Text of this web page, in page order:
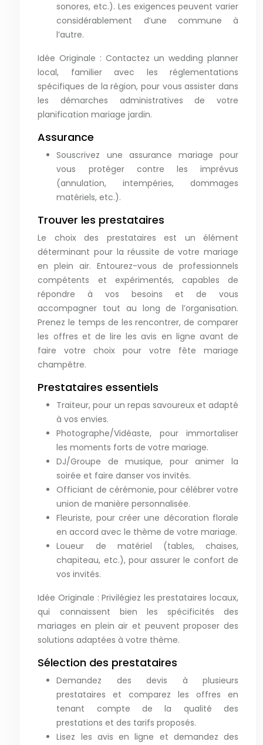
sonores, etc.). Les exigences peuvent varier
considérablement d’une commune à
l’autre.
Idée Originale : Contactez un wedding planner
local, familier avec les réglementations
spécifiques de la région, pour vous assister dans
les démarches administratives de votre
planification mariage jardin.
Assurance
Souscrivez une assurance mariage pour
vous protéger contre les imprévus
(annulation, intempéries, dommages
matériels, etc.).
Trouver les prestataires
Le choix des prestataires est un élément
déterminant pour la réussite de votre mariage
en plein air. Entourez-vous de professionnels
compétents et expérimentés, capables de
répondre à vos besoins et de vous
accompagner tout au long de l’organisation.
Prenez le temps de les rencontrer, de comparer
les offres et de lire les avis en ligne avant de
faire votre choix pour votre fête mariage
champêtre.
Prestataires essentiels
Traiteur, pour un repas savoureux et adapté
à vos envies.
Photographe/Vidéaste, pour immortaliser
les moments forts de votre mariage.
DJ/Groupe de musique, pour animer la
soirée et faire danser vos invités.
Officiant de cérémonie, pour célébrer votre
union de manière personnalisée.
Fleuriste, pour créer une décoration florale
en accord avec le thème de votre mariage.
Loueur de matériel (tables, chaises,
chapiteau, etc.), pour assurer le confort de
vos invités.
Idée Originale : Privilégiez les prestataires locaux,
qui connaissent bien les spécificités des
mariages en plein air et peuvent proposer des
solutions adaptées à votre thème.
Sélection des prestataires
Demandez des devis à plusieurs
prestataires et comparez les offres en
tenant compte de la qualité des
prestations et des tarifs proposés.
Lisez les avis en ligne et demandez des